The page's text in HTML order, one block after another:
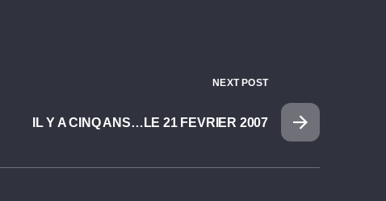
NEXT POST
IL Y A CINQ ANS…LE 21 FEVRIER 2007